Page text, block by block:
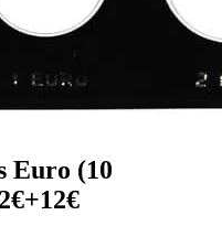
Euro (10